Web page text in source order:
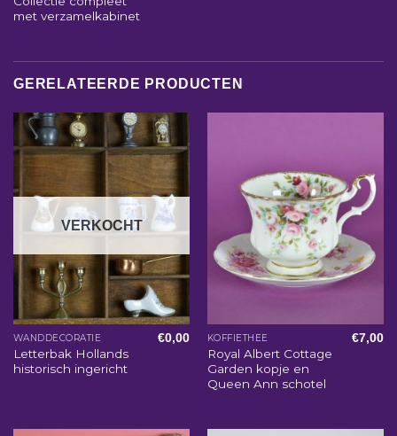
met verzamelkabinet
GERELATEERDE PRODUCTEN
VERKOCHT
WANDDECORATIE
Letterbak Hollands
historisch ingericht
€0,00 KOFFIETHEE
Royal Albert Cottage
Garden kopje en
Queen Ann schotel
€7,00